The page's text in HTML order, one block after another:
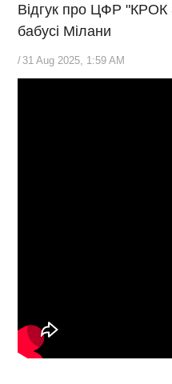
Відгук про ЦФР
бабусі Мілани
/ 31 Aug 2025, 1:59 AM